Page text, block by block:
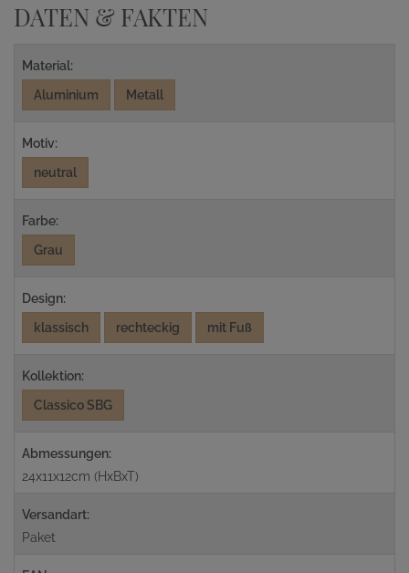
DATEN & FAKTEN
Material:
Aluminium
Metall
Motiv:
neutral
Farbe:
Grau
Design:
klassisch
rechteckig mit Fuß
Kollektion:
Classico SBG
Abmessungen:
24x11x12cm (HxBxT)
Versandart:
Paket